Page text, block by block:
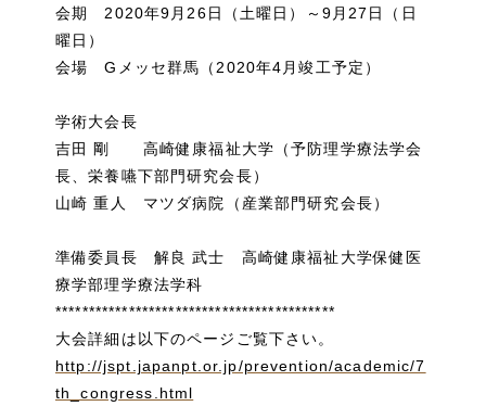
会期 2020年9月26日（土曜日）～9月27日（日
曜日）
会場 Gメッセ群馬（2020年4月竣工予定）
学術大会長
吉田 剛 高崎健康福祉大学（予防理学療法学会
長、栄養嚥下部門研究会長）
山崎 重人 マツダ病院（産業部門研究会長）
準備委員長 解良 武士 高崎健康福祉大学保健医
療学部理学療法学科
******************************************
大会詳細は以下のページご覧下さい。
http://jspt.japanpt.or.jp/prevention/academic/7
th_congress.html